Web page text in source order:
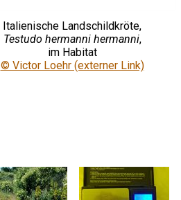
Italienische Landschildkröte,
Testudo hermanni hermanni,
im Habitat
© Victor Loehr (externer Link)